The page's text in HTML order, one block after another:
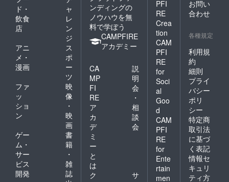
アンケートを通じて個人的
に損害を報告された方もい
らっしゃるかもしれません
が、そうでない方も多くい
らっしゃいます。できるだ
け早く、ヘルプセンターを
通じてご回答いただくこと
が重要です。以上、私たち
の優先順位と、現時点で
メールに返信できない理由
について、ご理解いただけ
れば幸いです。結局のとこ
ド・
飲食
店
ャ
レ
ン
ジ
アニ
メ・
漫画
ス
ポ
ー
ツ
ファ
ッ
ショ
ン
映
像
・
映
画
ゲー
ム・
サー
ビス
開発
書
籍
・
雑
誌
ンディングの
ノウハウを無
料で学ぼう
CAMPFIRE
アカデミー
CA
MP
FI
RE
ア
カ
デ
ミ
ー
と
は
説
明
会
・
相
談
会
ク
サ
PFI
RE
Crea
tion
CAM
PFI
RE
for
Soci
al
Goo
d
CAM
PFI
RE
for
Ente
rtain
men
お問い
合わせ
各種規定
利用規
約
細則
プライ
バシー
ポリ
シー
特定商
取引法
に基づ
く表記
情報セ
キュリ
ティ方